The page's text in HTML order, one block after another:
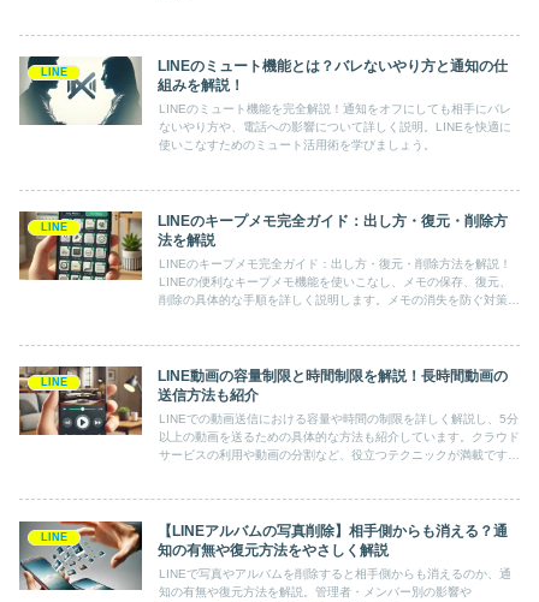
LINE
LINEのミュート機能とは？バレないやり方と通知の仕
組みを解説！
LINEのミュート機能を完全解説！通知をオフにしても相手にバレ
ないやり方や、電話への影響について詳しく説明。LINEを快適に
使いこなすためのミュート活用術を学びましょう。
LINE
LINEのキープメモ完全ガイド：出し方・復元・削除方
法を解説
LINEのキープメモ完全ガイド：出し方・復元・削除方法を解説！
LINEの便利なキープメモ機能を使いこなし、メモの保存、復元、
削除の具体的な手順を詳しく説明します。メモの消失を防ぐ対策
LINE
LINE動画の容量制限と時間制限を解説！長時間動画の
送信方法も紹介
LINEでの動画送信における容量や時間の制限を詳しく解説し、5分
以上の動画を送るための具体的な方法も紹介しています。クラウド
サービスの利用や動画の分割など、役立つテクニックが満載です。
LINE
【LINEアルバムの写真削除】相手側からも消える？通
知の有無や復元方法をやさしく解説
LINEで写真やアルバムを削除すると相手側からも消えるのか、通
知の有無や復元方法を解説。管理者・メンバー別の影響や